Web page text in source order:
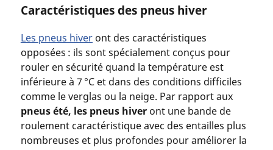
Caractéristiques des pneus hiver
Les pneus hiveront des caractéristiques
opposées : ils sont spécialement conçus pour
rouler en sécurité quand la température est
inférieure à 7 °C et dans des conditions difficiles
comme le verglas ou la neige. Par rapport aux
pneus été, les pneus hiveront une bande de
roulement caractéristique avec des entailles plus
nombreuses et plus profondes pour améliorer la